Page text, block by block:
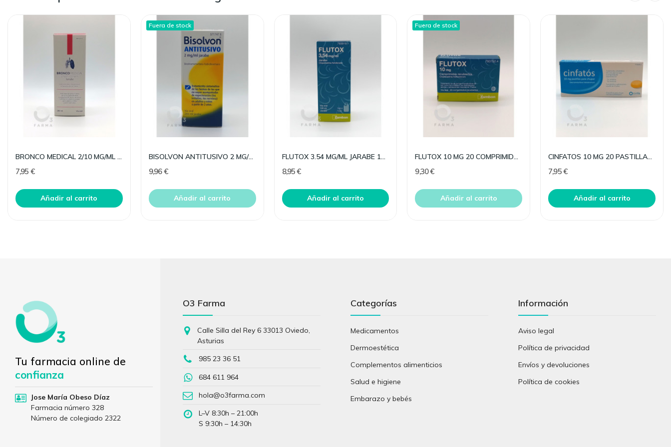
BRONCO MEDICAL 2/10 MG/ML JARABE 180 ML
7,95 €
Añadir al carrito
Fuera de stock
BISOLVON ANTITUSIVO 2 MG/ML 200ML
9,96 €
Añadir al carrito
FLUTOX 3.54 MG/ML JARABE 120 ML
8,95 €
Añadir al carrito
Fuera de stock
FLUTOX 10 MG 20 COMPRIMIDOS RECUBIERTOS
9,30 €
Añadir al carrito
CINFATOS 10 MG 20 PASTILLAS PARA CHUPAR
7,95 €
Añadir al carrito
Tu farmacia online de
confianza
Jose María Obeso Díaz
Farmacia número 328
Número de colegiado 2322
O3 Farma
Calle Silla del Rey 6 33013 Oviedo,
Asturias
985 23 36 51
684 611 964
hola@o3farma.com
L–V 8:30h – 21:00h
S 9:30h – 14:30h
Categorías
Medicamentos
Dermoestética
Complementos alimenticios
Salud e higiene
Embarazo y bebés
Información
Aviso legal
Política de privacidad
Envíos y devoluciones
Política de cookies